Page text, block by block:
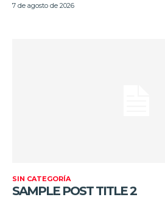
7 de agosto de 2026
SIN CATEGORÍA
SAMPLE POST TITLE 2